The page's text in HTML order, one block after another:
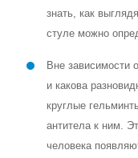
знать, как
стуле можно
Вне зависимости
и какова
круглые
антитела к ним.
человека